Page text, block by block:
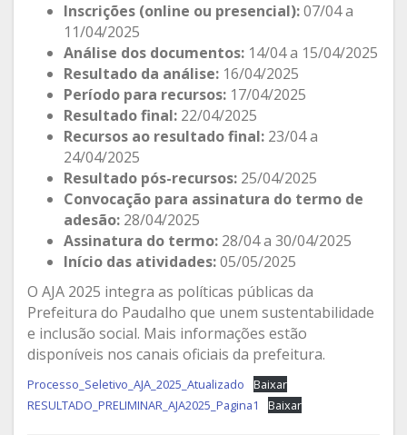
Inscrições (online ou presencial):07/04 a
11/04/2025
Análise dos documentos: 14/04 a 15/04/2025
Resultado da análise: 16/04/2025
Período para recursos: 17/04/2025
Resultado final: 22/04/2025
Recursos ao resultado final: 23/04 a
24/04/2025
Resultado pós-recursos: 25/04/2025
Convocação para assinatura do termo de
adesão: 28/04/2025
Assinatura do termo: 28/04 a 30/04/2025
Início das atividades:05/05/2025
O AJA 2025 integra as políticas públicas da
Prefeitura do Paudalho que unem sustentabilidade
e inclusão social. Mais informações estão
disponíveis nos canais oficiais da prefeitura.
Processo_Seletivo_AJA_2025_Atualizado
Baixar
RESULTADO_PRELIMINAR_AJA2025_Pagina1
Baixar